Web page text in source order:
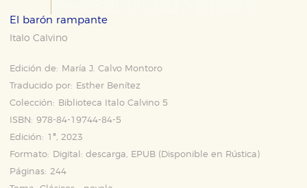
El barón rampante
Italo Calvino
Edición de:
María J. Calvo Montoro
Traducido por:
Esther Benítez
Colección:
Biblioteca Italo Calvino 5
ISBN: 978-84-19744-84-5
Edición: 1ª, 2023
Formato:
Digital: descarga, EPUB (Disponible en Rústica )
Páginas: 244